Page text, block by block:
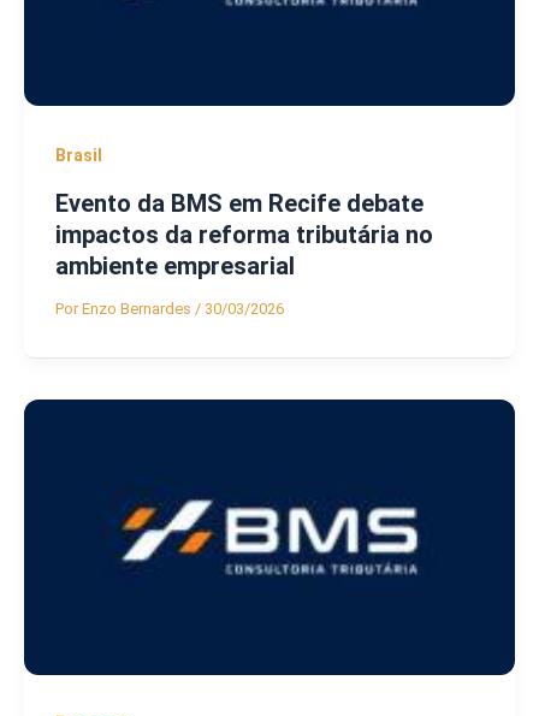
Brasil
Evento da BMS em Recife debate
impactos da reforma tributária no
ambiente empresarial
PorEnzo Bernardes / 30/03/2026